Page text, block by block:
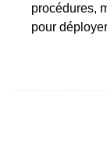
procédures,
pour